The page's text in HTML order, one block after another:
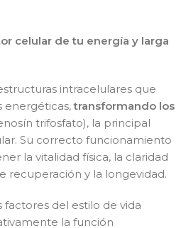
celular de tu energía y larga
intracelulares que
energéticas,transformando los
trifosfato), la principal
Su correcto funcionamiento
la vitalidad física, la claridad
recuperación y la longevidad.
del estilo de vida
la función